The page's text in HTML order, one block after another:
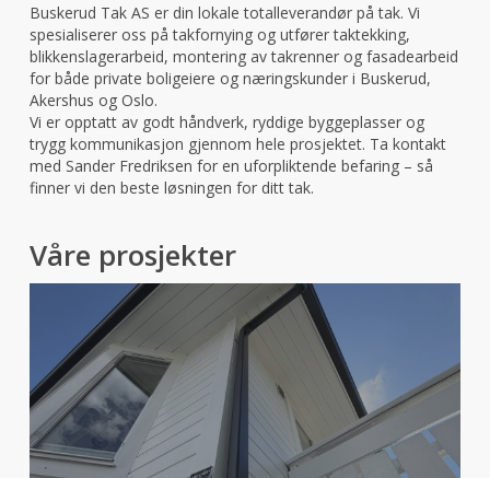
Buskerud Tak AS er din lokale totalleverandør på tak. Vi
spesialiserer oss på takfornying og utfører taktekking,
blikkenslagerarbeid, montering av takrenner og fasadearbeid
for både private boligeiere og næringskunder i Buskerud,
Akershus og Oslo.
Vi er opptatt av godt håndverk, ryddige byggeplasser og
trygg kommunikasjon gjennom hele prosjektet. Ta kontakt
med Sander Fredriksen for en uforpliktende befaring – så
finner vi den beste løsningen for ditt tak.
Våre prosjekter